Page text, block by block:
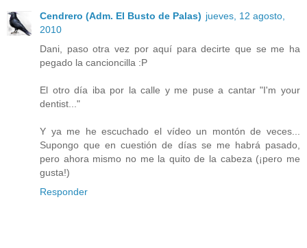
Cendrero (Adm. El Busto de Palas) jueves, 12 agosto,
2010
Dani, paso otra vez por aquí para decirte que se me ha
pegado la cancioncilla :P
El otro día iba por la calle y me puse a cantar "I'm your
dentist..."
Y ya me he escuchado el vídeo un montón de veces...
Supongo que en cuestión de días se me habrá pasado,
pero ahora mismo no me la quito de la cabeza (¡pero me
gusta!)
Responder